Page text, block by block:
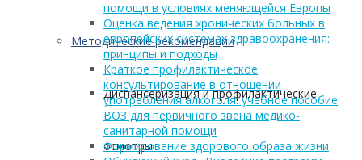
Методические рекомендации
Диспансеризация и профилактические
осмотры
помощи в условиях меняющейся Европы
Оценка ведения хронических больных в
европейских системах здравоохранения:
принципы и подходы
Краткое профилактическое
консультирование в отношении
употребления алкоголя: учебное пособие
ВОЗ для первичного звена медико-
санитарной помощи
Формирование здорового образа жизни